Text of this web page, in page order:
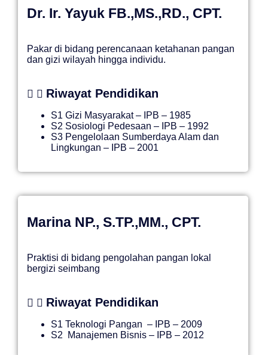
Dr. Ir. Yayuk FB.,MS.,RD., CPT.
Pakar di bidang perencanaan ketahanan pangan
dan gizi wilayah hingga individu.
Riwayat Pendidikan
S1 Gizi Masyarakat – IPB – 1985
S2 Sosiologi Pedesaan – IPB – 1992
S3 Pengelolaan Sumberdaya Alam dan
Lingkungan – IPB – 2001
Marina NP., S.TP.,MM., CPT.
Praktisi di bidang pengolahan pangan lokal
bergizi seimbang
Riwayat Pendidikan
S1 Teknologi Pangan – IPB – 2009
S2 Manajemen Bisnis – IPB – 2012